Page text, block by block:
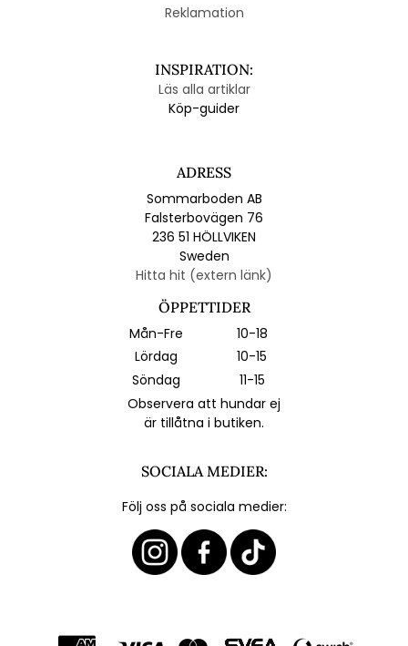
Reklamation
INSPIRATION:
Läs alla artiklar
Köp-guider
ADRESS
Sommarboden AB
Falsterbovägen 76
236 51 HÖLLVIKEN
Sweden
Hitta hit (extern länk)
ÖPPETTIDER
Mån-Fre
10-18
Lördag
10-15
Söndag
11-15
Observera att hundar ej
är tillåtna i butiken.
SOCIALA MEDIER:
Följ oss på sociala medier: